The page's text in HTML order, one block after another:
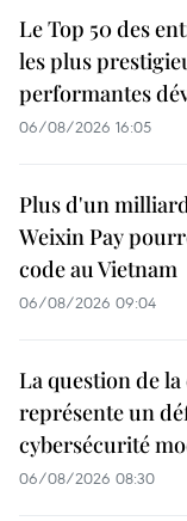
Le Top 50 des
les plus
performantes
06/08/2026 16:05
Plus d'un
Weixin Pay
code au Vietnam
06/08/2026 09:04
La question de
représente un
cybersécurité
06/08/2026 08:30